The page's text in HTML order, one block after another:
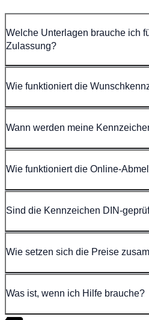
Welche Unterlagen brauche ich
Zulassung?
Wie funktioniert die
Wann werden meine
Wie funktioniert die Online-
Sind die Kennzeichen DIN-
Wie setzen sich die Preise
Was ist, wenn ich Hilfe brauche?